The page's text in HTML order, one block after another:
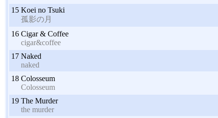
15 Koei no Tsuki
孤影の月
16 Cigar & Coffee
cigar&coffee
17 Naked
naked
18 Colosseum
Colosseum
19 The Murder
the murder